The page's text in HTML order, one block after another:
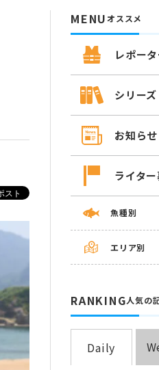
MENUオススメ
レポー
シリーズ
お知らせ
ライタ
魚種別
エリア別
RANKING人気の
Daily